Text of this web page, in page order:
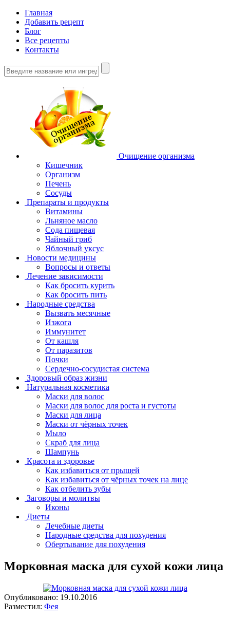
Главная
Добавить рецепт
Блог
Все рецепты
Контакты
Очищение организма
Кишечник
Организм
Печень
Сосуды
Препараты и продукты
Витамины
Льняное масло
Сода пищевая
Чайный гриб
Яблочный уксус
Новости медицины
Вопросы и ответы
Лечение зависимости
Как бросить курить
Как бросить пить
Народные средства
Вызвать месячные
Изжога
Иммунитет
От кашля
От паразитов
Почки
Сердечно-сосудистая система
Здоровый образ жизни
Натуральная косметика
Маски для волос
Маски для волос для роста и густоты
Маски для лица
Маски от чёрных точек
Мыло
Скраб для лица
Шампунь
Красота и здоровье
Как избавиться от прыщей
Как избавиться от чёрных точек на лице
Как отбелить зубы
Заговоры и молитвы
Иконы
Диеты
Лечебные диеты
Народные средства для похудения
Обертывание для похудения
Морковная маска для сухой кожи лица
Опубликовано: 19.10.2016
Разместил: Фея